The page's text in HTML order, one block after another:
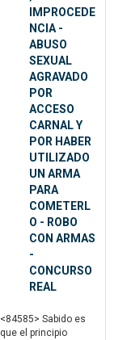
IMPROCEDE
NCIA -
ABUSO
SEXUAL
AGRAVADO
POR
ACCESO
CARNAL Y
POR HABER
UTILIZADO
UN ARMA
PARA
COMETERL
O - ROBO
CON ARMAS
-
CONCURSO
REAL
<84585> Sabido es
que el principio